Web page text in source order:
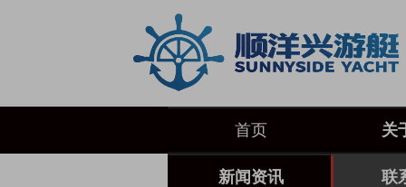
首页 关
新闻资讯 联